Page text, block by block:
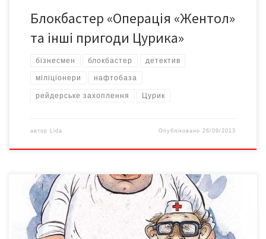
Блокбастер «Операція «Жентол»
та інші пригоди Цурика»
бізнесмен блокбастер детектив
міліціонери нафтобаза
рейдерське захоплення Цурик
автор Lida Опубліковано 26/09/2013
Оскільки в Україні почастішали напади на медпрацівників,
чернівецькі медики домовляються про співпрацю з МНСниками
та міліцією краю. Так, за словами Володимира ЄЛЄНЄВА,